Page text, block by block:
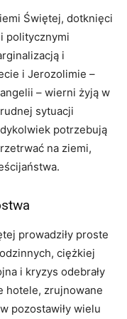
Świętej, dotknięci
politycznymi
i
i Jerozolimie –
– wierni żyją w
sytuacji
potrzebują
na ziemi,
prowadziły proste
ciężkiej
i kryzys odebrały
hotele, zrujnowane
pozostawiły wielu